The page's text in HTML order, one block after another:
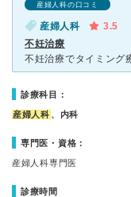
産婦人科の口コミ
産婦人科
3.5
不妊治療
診療科目：
産婦人科 、内科
専門医・資格：
産婦人科専門医
診療時間